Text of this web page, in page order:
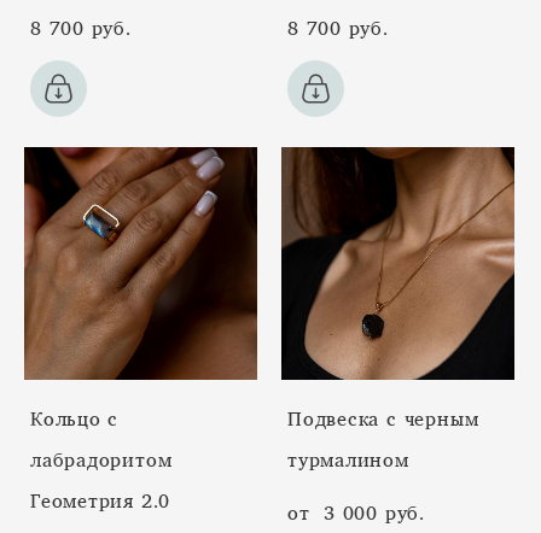
8 700 pуб.
8 700 pуб.
Кольцо с
лабрадоритом
Геометрия 2.0
Подвеска с черным
турмалином
от 3 000 pуб.